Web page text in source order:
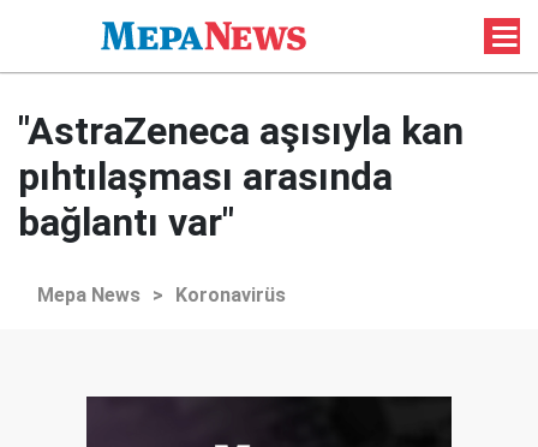
"AstraZeneca aşısıyla kan
pıhtılaşması arasında
bağlantı var"
Mepa News > Koronavirüs